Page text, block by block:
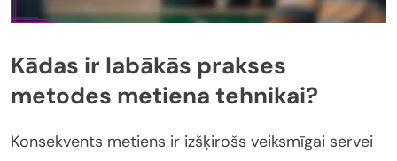
Kādas ir labākās prakses
metodes metiena tehnikai?
Konsekvents metiens ir izšķirošs veiksmīgai servei